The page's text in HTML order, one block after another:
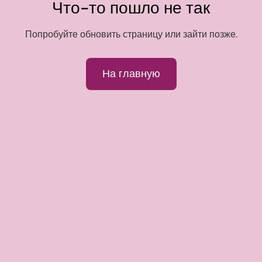
Что-то пошло не так
Попробуйте обновить страницу или зайти позже.
На главную